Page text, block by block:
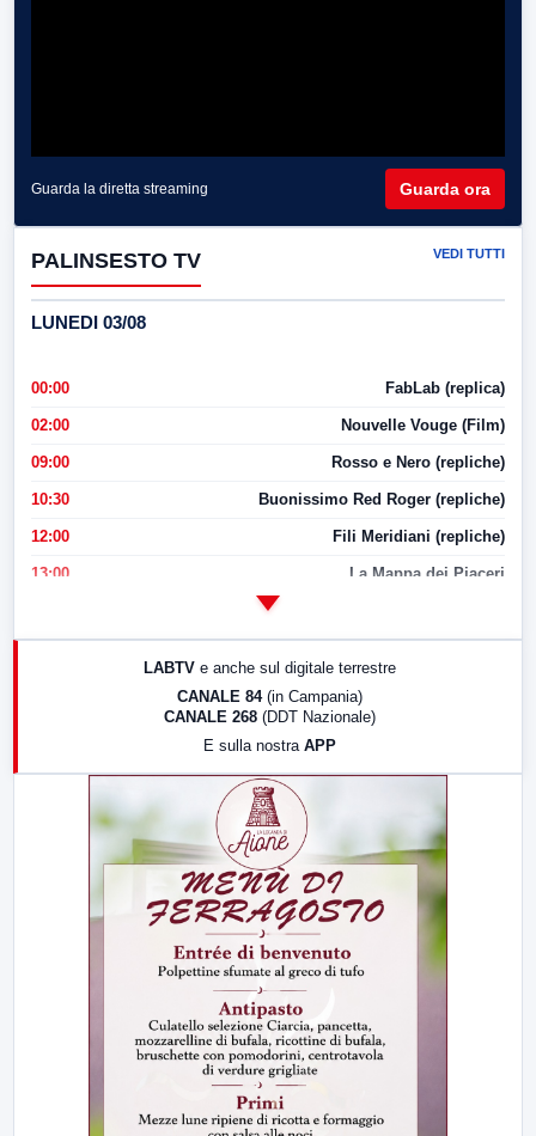
Guarda la diretta streaming Guarda ora
PALINSESTO TV VEDI TUTTI
LUNEDI 03/08
00:00 FabLab (replica)
02:00 Nouvelle Vouge (Film)
09:00 Rosso e Nero (repliche)
10:30 Buonissimo Red Roger (repliche)
12:00 Fili Meridiani (repliche)
13:00 La Mappa dei Piaceri
LABTV e anche sul digitale terrestre
CANALE 84 (in Campania)
CANALE 268 (DDT Nazionale)
E sulla nostra APP